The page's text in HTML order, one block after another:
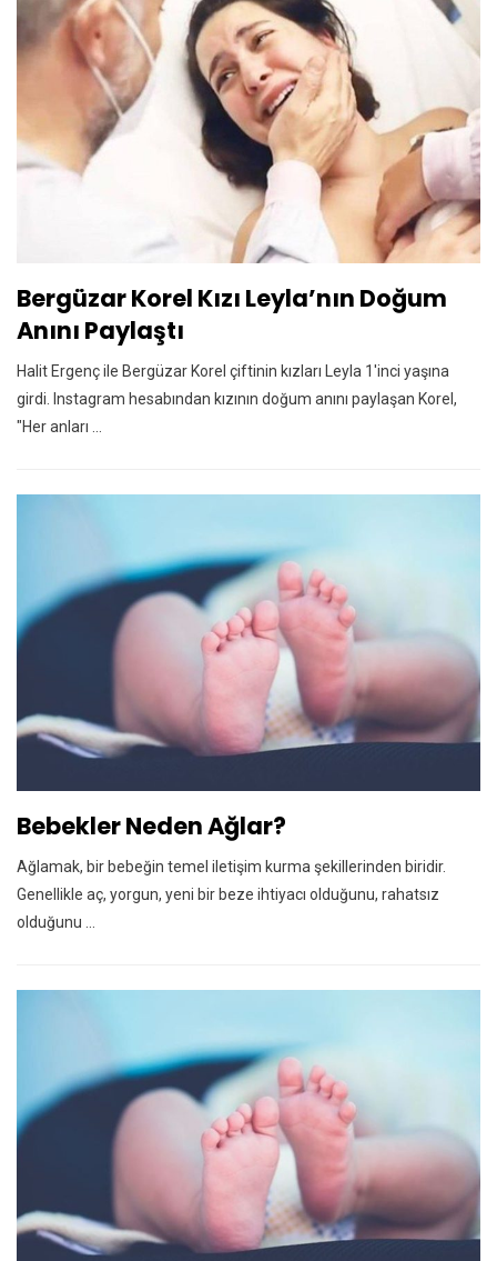
Bergüzar Korel Kızı Leyla’nın Doğum
Anını Paylaştı
Halit Ergenç ile Bergüzar Korel çiftinin kızları Leyla 1'inci yaşına
girdi. Instagram hesabından kızının doğum anını paylaşan Korel,
"Her anları ...
Bebekler Neden Ağlar?
Ağlamak, bir bebeğin temel iletişim kurma şekillerinden biridir.
Genellikle aç, yorgun, yeni bir beze ihtiyacı olduğunu, rahatsız
olduğunu ...